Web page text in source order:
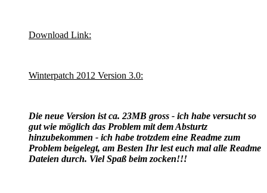
Download Link:
Winterpatch 2012 Version 3.0:
Die neue Version ist ca. 23MB gross - ich habe versucht so
gut wie möglich das Problem mit dem Absturtz
hinzubekommen - ich habe trotzdem eine Readme zum
Problem beigelegt, am Besten Ihr lest euch mal alle Readme
Dateien durch. Viel Spaß beim zocken!!!